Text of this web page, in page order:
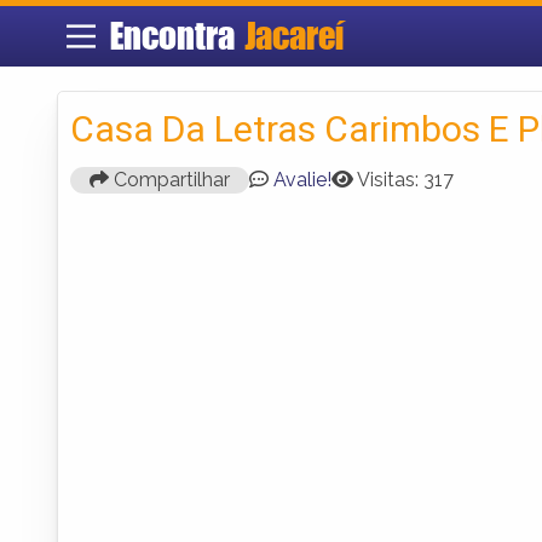
Encontra Jacareí
Casa Da Letras Carimbos E
Compartilhar Avalie! Visitas: 317